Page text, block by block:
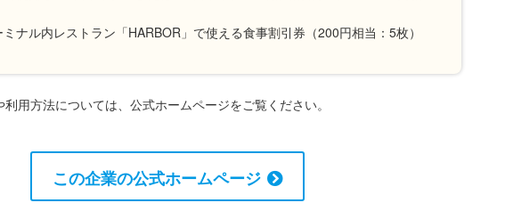
ミナル内レストラン「HARBOR」で使える食事割引券（200円相当：5枚）
用方法については、公式ホームページをご覧ください。
この企業の公式ホームページ